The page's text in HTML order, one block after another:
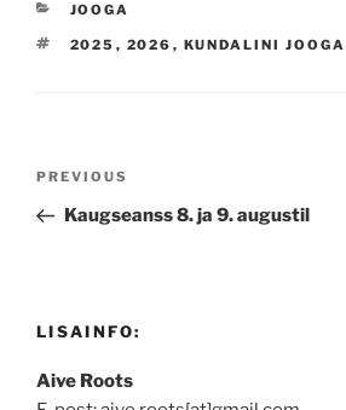
CATEGORIES
JOOGA
TAGS
2025 , 2026 , KUNDALINI JOOGA
Navigeerimine
Previous
Post
PREVIOUS
Kaugseanss 8. ja 9. augustil
LISAINFO:
Aive Roots